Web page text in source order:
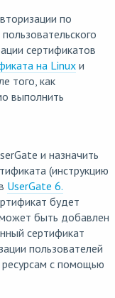
по
сертификатов
на Linux и
того, как
выполнить
и назначить
(инструкцию
UserGate 6.
будет
быть добавлен
сертификат
пользователей
с помощью